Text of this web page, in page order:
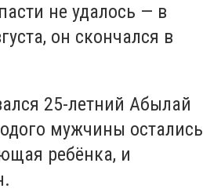
не удалось — в
он скончался в
25-летний Абылай
мужчины остались
ребёнка, и